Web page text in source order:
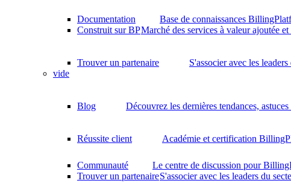
Documentation
Base de connaissances
Construit sur BPMarché des services à valeur ajoutée et
Trouver un partenaire
S'associer avec les
vide
Blog Découvrez les dernières tendances,
Réussite client Académie et certification
Communauté
Le centre de discussion pour
Trouver un partenaireS'associer avec les leaders du